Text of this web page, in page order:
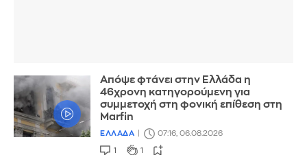
Απόψε φτάνει στην Ελλάδα η
46χρονη κατηγορούμενη για
συμμετοχή στη φονική επίθεση στη
Marfin
ΕΛΛΑΔΑ 07:16, 06.08.2026
1 1